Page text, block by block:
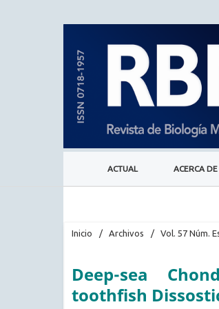
ACTUAL ACERCA DE
Inicio / Archivos / Vol. 57 Núm.
Deep-sea
toothfish